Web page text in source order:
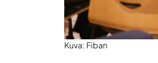
Kuva: Fiban